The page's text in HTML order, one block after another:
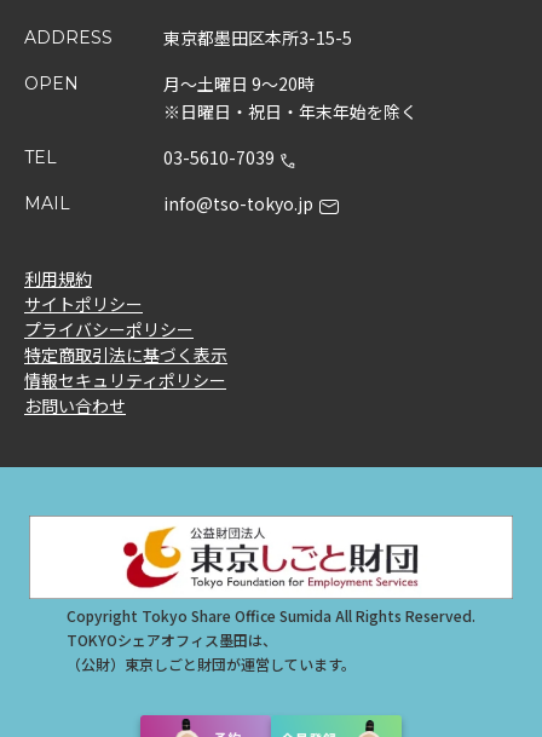
ADDRESS 東京都墨田区本所3-15-5
OPEN
月～土曜日 9～20時
※日曜日・祝日・年末年始を除く
TEL 03-5610-7039
MAIL info@tso-tokyo.jp
利用規約
サイトポリシー
プライバシーポリシー
特定商取引法に基づく表示
情報セキュリティポリシー
お問い合わせ
Copyright Tokyo Share Office Sumida All Rights Reserved.
TOKYOシェアオフィス墨田は、
（公財）東京しごと財団が運営しています。